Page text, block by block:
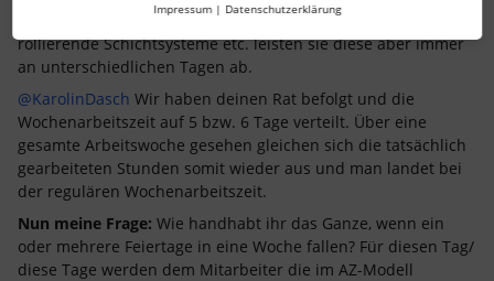
Viele Kollegen haben eine feste Wochenarbeitszeit, durch
rollierende Schichtsysteme etc. leisten sie diese aber immer
an unterschiedlichen Tagen ab.
@KarolinDasch Wir haben deinen Rat befolgt und die
Wochenarbeitszeit auf 5 bzw. 6 Tage verteilt. Über eine
gesamte Arbeitswoche gesehen gleichen sich die tatsächlich
gearbeiteten Stunden somit wieder aus und man landet bei
der regulären Wochenarbeitszeit.
Nun meine Frage: Wie handhabt ihr das Ganze, wenn ein
oder mehrere Feiertage in eine Woche fallen? Für diesen Tag/
diese Tage werden dem Mitarbeiter die im AZ-Modell
Impressum | Datenschutzerklärung